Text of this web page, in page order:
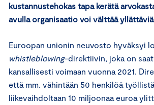
kustannustehokas tapa kerätä
avulla organisaatio voi välttää
Euroopan unionin neuvosto hyväksyi
whistleblowing-direktiivin, joka on
kansallisesti voimaan vuonna 2021.
että mm. vähintään 50 henkilöä
liikevaihdoltaan 10 miljoonaa euroa